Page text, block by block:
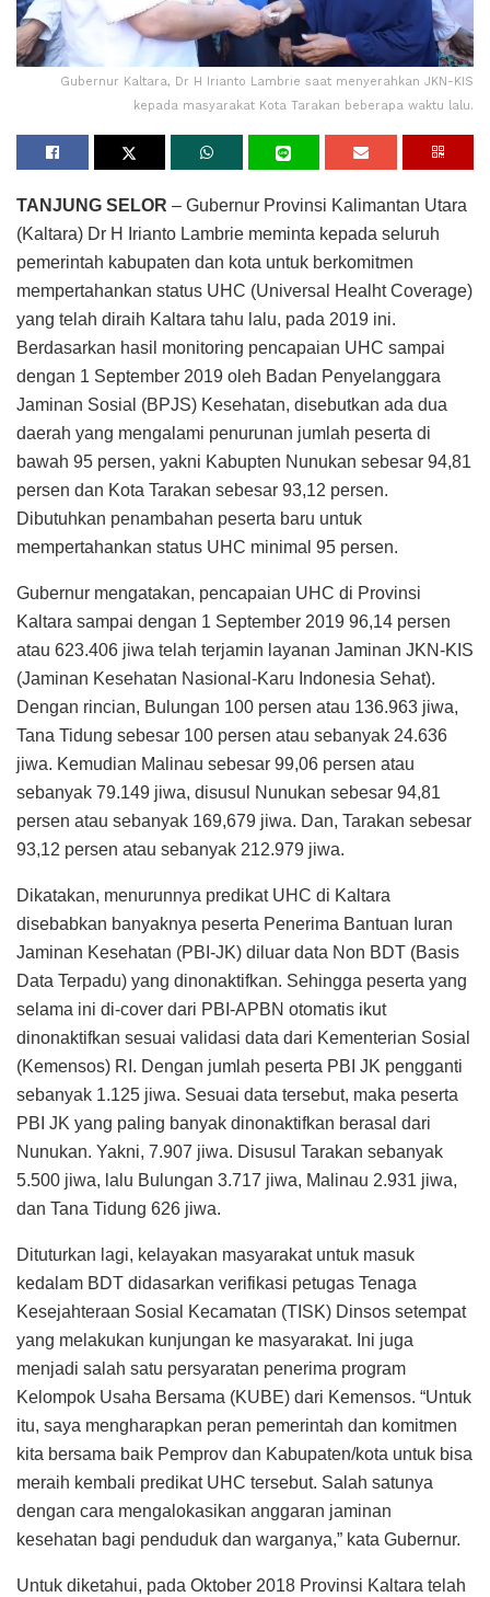
Gubernur Kaltara, Dr H Irianto Lambrie saat menyerahkan JKN-KIS
kepada masyarakat Kota Tarakan beberapa waktu lalu.
TANJUNG SELOR – Gubernur Provinsi Kalimantan Utara
(Kaltara) Dr H Irianto Lambrie meminta kepada seluruh
pemerintah kabupaten dan kota untuk berkomitmen
mempertahankan status UHC (Universal Healht Coverage)
yang telah diraih Kaltara tahu lalu, pada 2019 ini.
Berdasarkan hasil monitoring pencapaian UHC sampai
dengan 1 September 2019 oleh Badan Penyelanggara
Jaminan Sosial (BPJS) Kesehatan, disebutkan ada dua
daerah yang mengalami penurunan jumlah peserta di
bawah 95 persen, yakni Kabupten Nunukan sebesar 94,81
persen dan Kota Tarakan sebesar 93,12 persen.
Dibutuhkan penambahan peserta baru untuk
mempertahankan status UHC minimal 95 persen.
Gubernur mengatakan, pencapaian UHC di Provinsi
Kaltara sampai dengan 1 September 2019 96,14 persen
atau 623.406 jiwa telah terjamin layanan Jaminan JKN-KIS
(Jaminan Kesehatan Nasional-Karu Indonesia Sehat).
Dengan rincian, Bulungan 100 persen atau 136.963 jiwa,
Tana Tidung sebesar 100 persen atau sebanyak 24.636
jiwa. Kemudian Malinau sebesar 99,06 persen atau
sebanyak 79.149 jiwa, disusul Nunukan sebesar 94,81
persen atau sebanyak 169,679 jiwa. Dan, Tarakan sebesar
93,12 persen atau sebanyak 212.979 jiwa.
Dikatakan, menurunnya predikat UHC di Kaltara
disebabkan banyaknya peserta Penerima Bantuan Iuran
Jaminan Kesehatan (PBI-JK) diluar data Non BDT (Basis
Data Terpadu) yang dinonaktifkan. Sehingga peserta yang
selama ini di-cover dari PBI-APBN otomatis ikut
dinonaktifkan sesuai validasi data dari Kementerian Sosial
(Kemensos) RI. Dengan jumlah peserta PBI JK pengganti
sebanyak 1.125 jiwa. Sesuai data tersebut, maka peserta
PBI JK yang paling banyak dinonaktifkan berasal dari
Nunukan. Yakni, 7.907 jiwa. Disusul Tarakan sebanyak
5.500 jiwa, lalu Bulungan 3.717 jiwa, Malinau 2.931 jiwa,
dan Tana Tidung 626 jiwa.
Dituturkan lagi, kelayakan masyarakat untuk masuk
kedalam BDT didasarkan verifikasi petugas Tenaga
Kesejahteraan Sosial Kecamatan (TISK) Dinsos setempat
yang melakukan kunjungan ke masyarakat. Ini juga
menjadi salah satu persyaratan penerima program
Kelompok Usaha Bersama (KUBE) dari Kemensos. “Untuk
itu, saya mengharapkan peran pemerintah dan komitmen
kita bersama baik Pemprov dan Kabupaten/kota untuk bisa
meraih kembali predikat UHC tersebut. Salah satunya
dengan cara mengalokasikan anggaran jaminan
kesehatan bagi penduduk dan warganya,” kata Gubernur.
Untuk diketahui, pada Oktober 2018 Provinsi Kaltara telah